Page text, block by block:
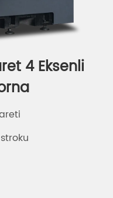
4 Eksenli